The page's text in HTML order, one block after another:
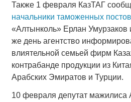
Также 1 февраля КазТАГ
начальники таможенных постов
«Алтынколь» Ерлан
же день агентство
влиятельной семьей фирм
контрабанде продукции из
Арабских Эмиратов и Турции.
10 февраля депутат